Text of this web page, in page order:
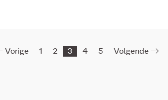
Vorige 1 2 3 4 5 Volgende